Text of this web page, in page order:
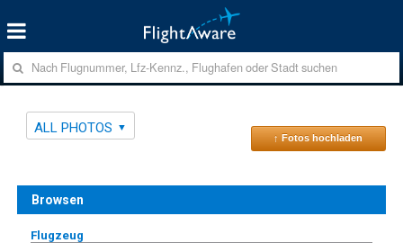
ALL PHOTOS
↑ Fotos hochladen
Browsen
Flugzeug